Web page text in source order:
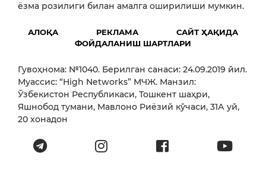
ёзма розилиги билан амалга оширилиши мумкин.
АЛОҚА РЕКЛАМА
САЙТ ҲАҚИДА
ФОЙДАЛАНИШ ШАРТЛАРИ
Гувоҳнома: №1040. Берилган санаси: 24.09.2019 йил.
Муассис: “High Networks” МЧЖ. Манзил:
Ўзбекистон Республикаси, Тошкент шаҳри,
Яшнобод тумани, Мавлоно Риёзий кўчаси, 31А уй,
20 хонадон